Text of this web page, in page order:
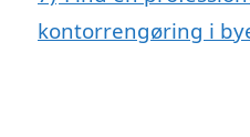
kontorrengøring i